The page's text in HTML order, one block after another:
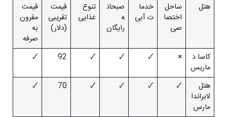
هتل
ساحل
اختصا
صی
خدما
ت آبی
صبحان
ه
رایگان
تنوع
غذایی
قیمت
تقریبی
(دلار)
قیمت
مقرون
به
صرفه
کاسا د
ماریس
×
🗸
🗸
🗸
92
🗸
هتل
لابراندا
مارس
🗸
🗸
🗸
🗸
70
🗸